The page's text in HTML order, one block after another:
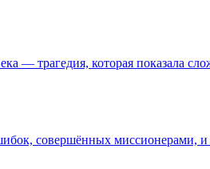
― трагедия, которая показала
совершённых миссионерами,